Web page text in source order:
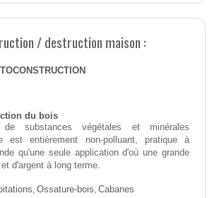
/ destruction maison :
du bois
de substances végétales et minérales
est entièrement non-polluant, pratique à
qu'une seule application d'où une grande
d'argent à long terme.
, Ossature-bois, Cabanes